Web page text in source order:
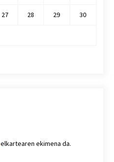
27 28 29 30
elkartearen ekimena da.